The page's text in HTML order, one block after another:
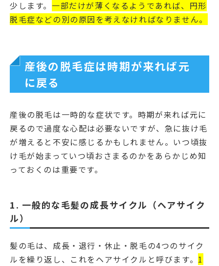
少します。 一部だけが薄くなるようであれば、円形
脱毛症などの別の原因を考えなければなりません。
産後の脱毛症は時期が来れば元
に戻る
産後の脱毛は一時的な症状です。時期が来れば元に
戻るので過度な心配は必要ないですが、急に抜け毛
が増えると不安に感じるかもしれません。いつ頃抜
け毛が始まっていつ頃おさまるのかをあらかじめ知
っておくのは重要です。
1. 一般的な毛髪の成長サイクル（ヘアサイク
ル）
髪の毛は、成長・退行・休止・脱毛の4つのサイク
ルを繰り返し、これをヘアサイクルと呼びます。 1